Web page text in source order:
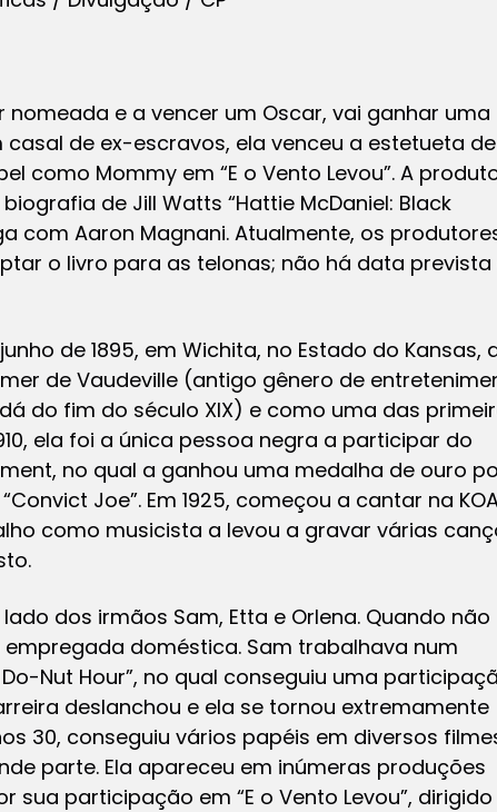
e a vencer um Oscar, vai ganhar uma
de ex-escravos, ela venceu a estetueta de
como Mommy em “E o Vento Levou”. A
de Jill Watts “Hattie McDaniel: Black
com Aaron Magnani. Atualmente, os
o livro para as telonas; não há data prevista
de 1895, em Wichita, no Estado do Kansas,
de Vaudeville (antigo gênero de
do fim do século XIX) e como uma das
ela foi a única pessoa negra a participar do
no qual a ganhou uma medalha de ouro
Joe”. Em 1925, começou a cantar na
como musicista a levou a gravar várias
dos irmãos Sam, Etta e Orlena. Quando não
doméstica. Sam trabalhava num
Nut Hour”, no qual conseguiu uma
deslanchou e ela se tornou extremamente
30, conseguiu vários papéis em diversos
parte. Ela apareceu em inúmeras produções
participação em “E o Vento Levou”, dirigido